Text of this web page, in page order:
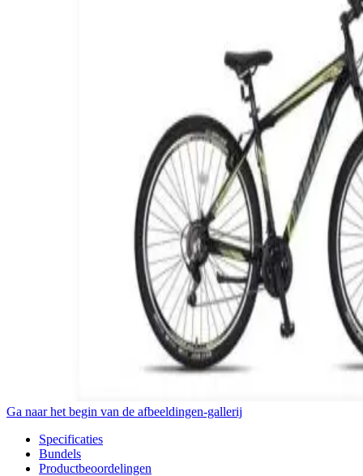
Ga naar het begin van de afbeeldingen-gallerij
Specificaties
Bundels
Productbeoordelingen